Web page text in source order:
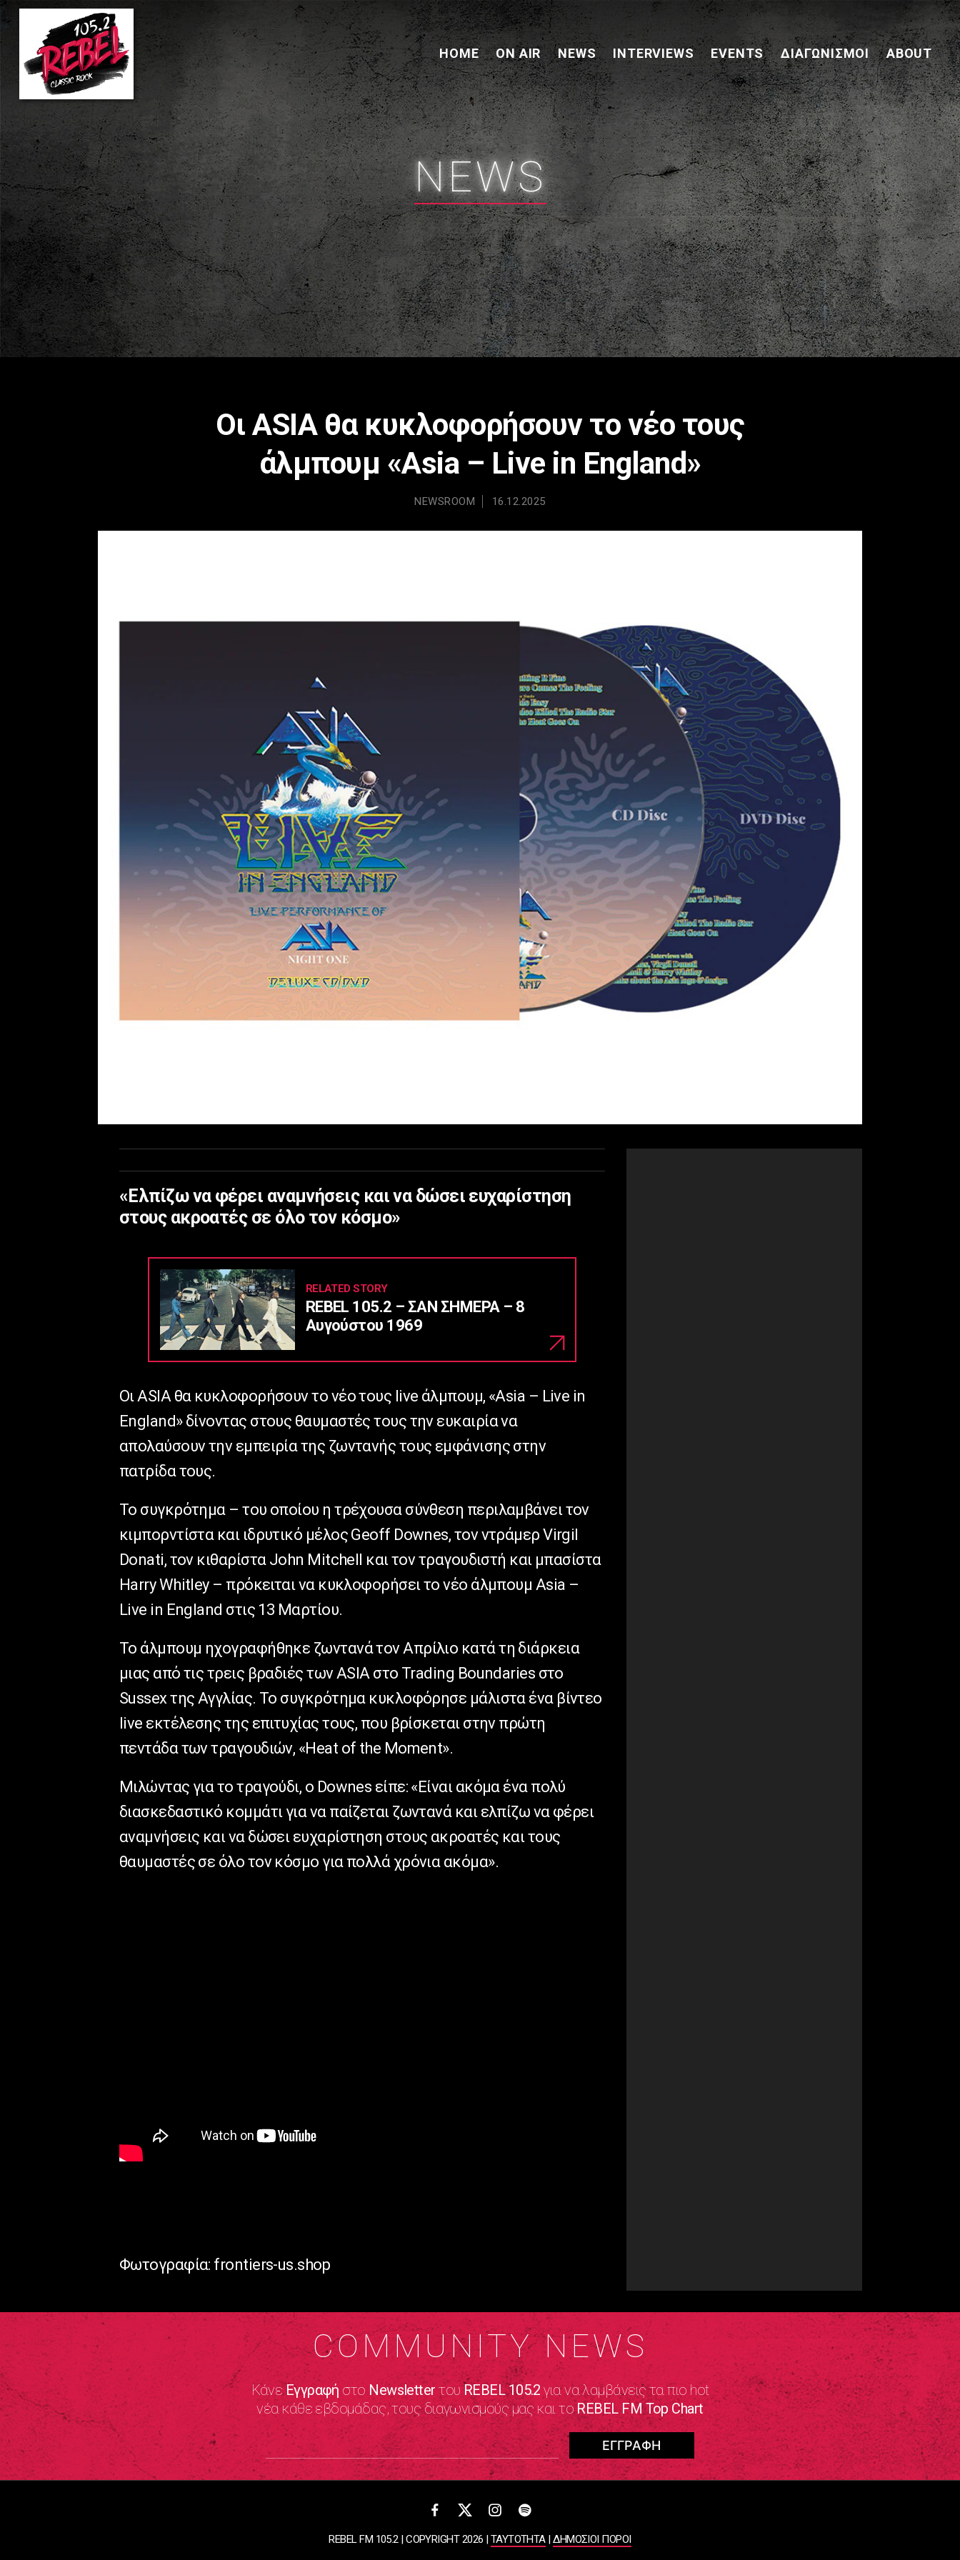
HOME ON AIR NEWS INTERVIEWS EVENTS ΔΙΑΓΩΝΙΣΜΟΊ ABOUT
NEWS
Οι ASIA θα κυκλοφορήσουν το νέο τους
άλμπουμ «Asia – Live in England»
NEWSROOM 16.12.2025
«Ελπίζω να φέρει αναμνήσεις και να δώσει ευχαρίστηση
στους ακροατές σε όλο τον κόσμο»
RELATED STORY
REBEL 105.2 – ΣΑΝ ΣΗΜΕΡΑ – 8
Αυγούστου 1969
Οι ASIA θα κυκλοφορήσουν το νέο τους live άλμπουμ, «Asia – Live in
England» δίνοντας στους θαυμαστές τους την ευκαιρία να
απολαύσουν την εμπειρία της ζωντανής τους εμφάνισης στην
πατρίδα τους.
Το συγκρότημα – του οποίου η τρέχουσα σύνθεση περιλαμβάνει τον
κιμπορντίστα και ιδρυτικό μέλος Geoff Downes, τον ντράμερ Virgil
Donati, τον κιθαρίστα John Mitchell και τον τραγουδιστή και μπασίστα
Harry Whitley – πρόκειται να κυκλοφορήσει το νέο άλμπουμ Asia –
Live in England στις 13 Μαρτίου.
Το άλμπουμ ηχογραφήθηκε ζωντανά τον Απρίλιο κατά τη διάρκεια
μιας από τις τρεις βραδιές των ASIA στο Trading Boundaries στο
Sussex της Αγγλίας. Το συγκρότημα κυκλοφόρησε μάλιστα ένα βίντεο
live εκτέλεσης της επιτυχίας τους, που βρίσκεται στην πρώτη
πεντάδα των τραγουδιών, «Heat of the Moment».
Μιλώντας για το τραγούδι, ο Downes είπε: «Είναι ακόμα ένα πολύ
διασκεδαστικό κομμάτι για να παίζεται ζωντανά και ελπίζω να φέρει
αναμνήσεις και να δώσει ευχαρίστηση στους ακροατές και τους
θαυμαστές σε όλο τον κόσμο για πολλά χρόνια ακόμα».
Φωτογραφία: frontiers-us.shop
COMMUNITY NEWS
ΚάνεΕγγραφή στο Newsletter τουREBEL 105.2 για να λαμβάνεις τα πιο hot
νέα κάθε εβδομάδας, τους διαγωνισμούς μας και τοREBEL FM Top Chart
REBEL FM 105.2 | COPYRIGHT 2026 |ΤΑΥΤΟΤΗΤΑ|ΔΗΜΟΣΙΟΙ ΠΟΡΟΙ